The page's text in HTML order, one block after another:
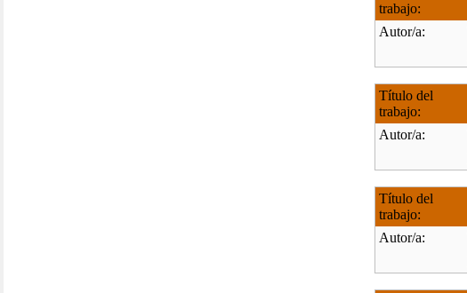
trabajo:
Autor/a:
Título del
trabajo:
Autor/a:
Título del
trabajo:
Autor/a: